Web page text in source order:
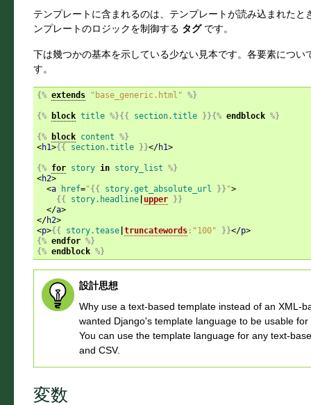
テンプレートに含まれるのは、テンプレートが読み込まれた
ンプレートのロジックを制御する タグです。
下は幾つかの基本を示している少ない見本です。各要素につ
す。
{% extends "base_generic.html" %}
{% block title %}{{ section.title }}{% endblock %}
{% block content %}
<h1>{{ section.title }}</h1>
{% for story in story_list %}
<h2>
<a href="{{ story.get_absolute_url }} ">
{{
story.headline| upper }}
</a>
</h2>
<p>{{ story.tease| truncatewords:"100" }}</p>
{% endfor %}
{% endblock %}
設計思想
Why use a text-based template instead of an XML-
wanted Django's template language to be usable
You can use the template language for any text-
and CSV.
変数